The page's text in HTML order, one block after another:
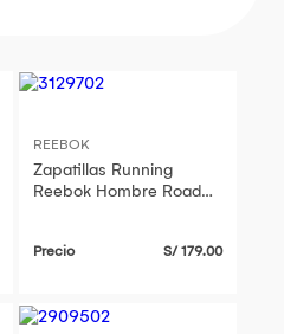
REEBOK
Zapatillas Running
Reebok Hombre Road
Precio S/ 179.00